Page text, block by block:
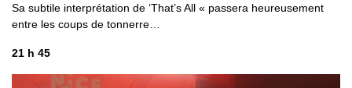
Sa subtile interprétation de ‘That’s All « passera heureusement
entre les coups de tonnerre…
21 h 45